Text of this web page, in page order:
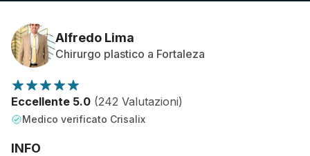
Recensioni dei pazienti
Alfredo Lima
Chirurgo plastico a Fortaleza
Eccellente 5.0 (242 Valutazioni)
Medico verificato Crisalix
INFO